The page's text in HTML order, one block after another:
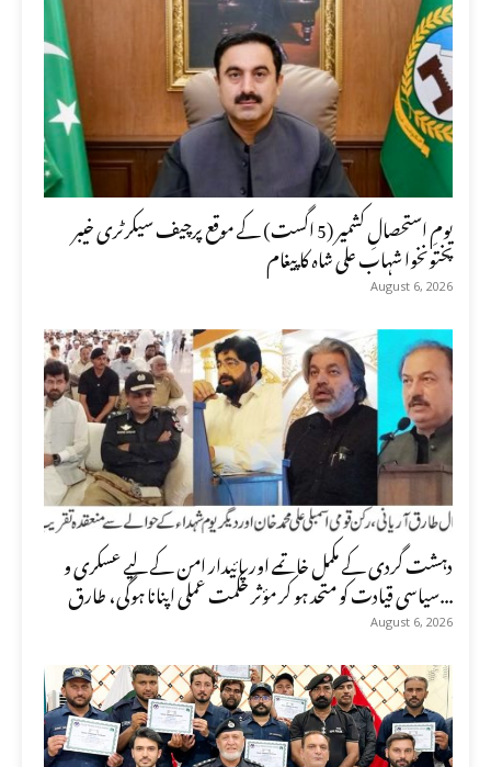
یومِ استحصالِ کشمیر (5 اگست) کے موقع پرچیف سیکرٹری خیبر
پختونخوا شہاب علی شاہ کا پیغام
August 6, 2026
دہشت گردی کے مکمل خاتمے اور پائیدار امن کے لیے عسکری و
سیاسی قیادت کو متحد ہو کر مؤثر حکمت عملی اپنانا ہوگی، طارق...
August 6, 2026